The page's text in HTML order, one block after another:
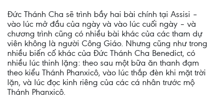
Đức Thánh Cha sẽ trình bầy hai bài chính tại Assisi –
vào lúc mở đầu của ngày và vào lúc cuối ngày – và
chương trình cũng có nhiều bài khác của các tham dự
viên không là người Công Giáo. Nhưng cũng như trong
nhiều biến cố khác của Đức Thánh Cha Benedict, có
nhiều lúc thinh lặng: theo sau một bữa ăn thanh đạm
theo kiểu Thánh Phanxicô, vào lúc thắp đèn khi mặt trời
lặn, và lúc đọc kinh riêng của các cá nhân trước mộ
Thánh Phanxicô.